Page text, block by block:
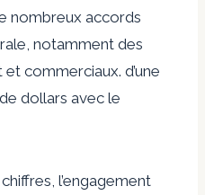
nombreux accords
notamment des
et commerciaux. d’une
dollars avec le
l’engagement